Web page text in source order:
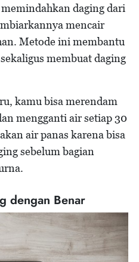
daging dari
mencair
Metode ini membantu
membuat daging
kamu bisa merendam
mengganti air setiap 30
air panas karena bisa
sebelum bagian
dengan Benar